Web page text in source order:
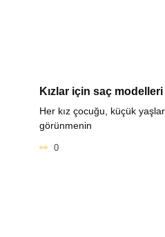
Kızlar için saç modelleri
Her kız çocuğu, küçük
görünmenin
0